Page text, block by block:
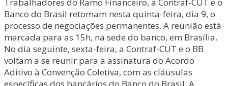
Banco do Brasil retomam nesta quinta-feira, dia 9, o
processo de negociações permanentes. A reunião está
marcada para as 15h, na sede do banco, em Brasília.
No dia seguinte, sexta-feira, a Contraf-CUT e o BB
voltam a se reunir para a assinatura do Acordo
Aditivo à Convenção Coletiva, com as cláusulas